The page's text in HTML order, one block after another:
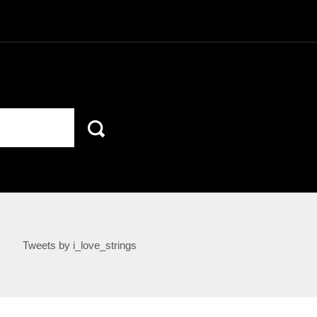
Tweets by i_love_strings